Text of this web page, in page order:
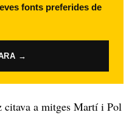
fonts preferides de
→
citava a mitges Martí i Pol